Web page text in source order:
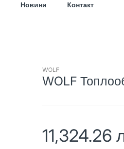
Новини Контакт
WOLF
WOLF
11,324.26